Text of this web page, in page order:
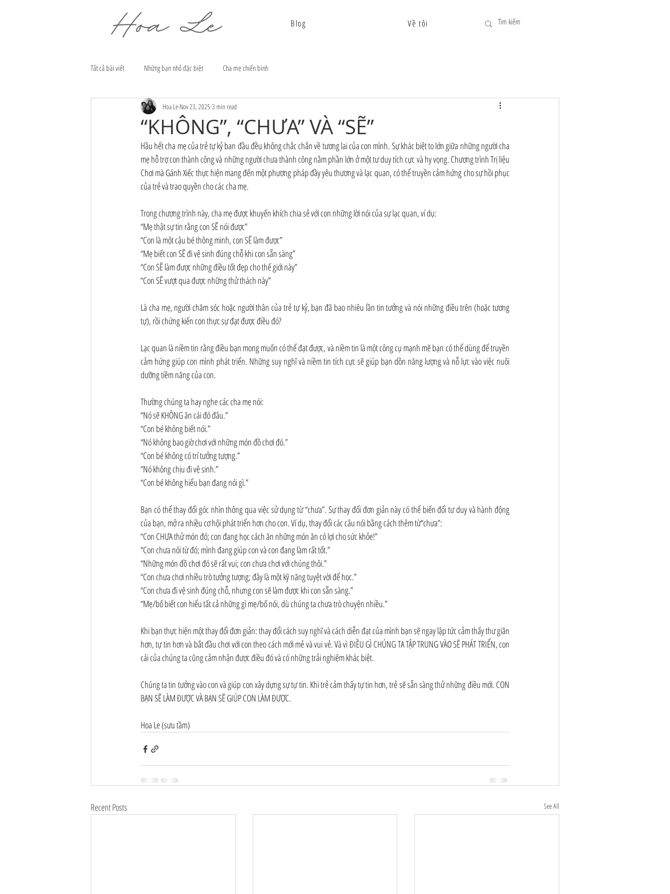
Blog Về tôi
Tất cả bài viết Những bạn nhỏ đặc biệt Cha mẹ chiến binh
“KHÔNG”, “CHƯA” VÀ “SẼ”
Hoa Le Nov 23, 2025 3 min read
Hầu hết cha mẹ của trẻ tự kỷ ban đầu đều không chắc chắn về tương lai của con mình. Sự khác biệt to lớn giữa những người cha
mẹ hỗ trợ con thành công và những người chưa thành công nằm phần lớn ở một tư duy tích cực và hy vọng. Chương trình Trị liệu
Chơi mà Gánh Xiếc thực hiện mang đến một phương pháp đầy yêu thương và lạc quan, có thể truyền cảm hứng cho sự hồi phục
của trẻ và trao quyền cho các cha mẹ.
Trong chương trình này, cha mẹ được khuyến khích chia sẻ với con những lời nói của sự lạc quan, ví dụ:
“Mẹ thật sự tin rằng con SẼ nói được”
“Con là một cậu bé thông minh, con SẼ làm được”
“Mẹ biết con SẼ đi vệ sinh đúng chỗ khi con sẵn sàng”
“Con SẼ làm được những điều tốt đẹp cho thế giới này”
“Con SẼ vượt qua được những thử thách này”
Là cha mẹ, người chăm sóc hoặc người thân của trẻ tự kỷ, bạn đã bao nhiêu lần tin tưởng và nói những điều trên (hoặc tương
tự), rồi chứng kiến con thực sự đạt được điều đó?
Lạc quan là niềm tin rằng điều bạn mong muốn có thể đạt được, và niềm tin là một công cụ mạnh mẽ bạn có thể dùng để truyền
cảm hứng giúp con mình phát triển. Những suy nghĩ và niềm tin tích cực sẽ giúp bạn dồn năng lượng và nỗ lực vào việc nuôi
dưỡng tiềm năng của con.
Thường chúng ta hay nghe các cha mẹ nói:
“Nó sẽ KHÔNG ăn cái đó đâu.”
“Con bé không biết nói.”
“Nó không bao giờ chơi với những món đồ chơi đó.”
“Con bé không có trí tưởng tượng.”
“Nó không chịu đi vệ sinh.”
“Con bé không hiểu bạn đang nói gì.”
Bạn có thể thay đổi góc nhìn thông qua việc sử dụng từ “chưa”. Sự thay đổi đơn giản này có thể biến đổi tư duy và hành động
của bạn, mở ra nhiều cơ hội phát triển hơn cho con. Ví dụ, thay đổi các câu nói bằng cách thêm từ“chưa”:
“Con CHƯA thử món đó; con đang học cách ăn những món ăn có lợi cho sức khỏe!”
“Con chưa nói từ đó; mình đang giúp con và con đang làm rất tốt.”
“Những món đồ chơi đó sẽ rất vui; con chưa chơi với chúng thôi.”
“Con chưa chơi nhiều trò tưởng tượng; đây là một kỹ năng tuyệt vời để học.”
“Con chưa đi vệ sinh đúng chỗ, nhưng con sẽ làm được khi con sẵn sàng.”
“Mẹ/bố biết con hiểu tất cả những gì mẹ/bố nói, dù chúng ta chưa trò chuyện nhiều.”
Khi bạn thực hiện một thay đổi đơn giản: thay đổi cách suy nghĩ và cách diễn đạt của mình bạn sẽ ngay lập tức cảm thấy thư giãn
hơn, tự tin hơn và bắt đầu chơi với con theo cách mới mẻ và vui vẻ. Và vì ĐIỀU GÌ CHÚNG TA TẬP TRUNG VÀO SẼ PHÁT TRIỂN, con
cái của chúng ta cũng cảm nhận được điều đó và có những trải nghiệm khác biệt.
Chúng ta tin tưởng vào con và giúp con xây dựng sự tự tin. Khi trẻ cảm thấy tự tin hơn, trẻ sẽ sẵn sàng thử những điều mới. CON
BẠN SẼ LÀM ĐƯỢC VÀ BẠN SẼ GIÚP CON LÀM ĐƯỢC.
Hoa Le (sưu tầm)
Recent Posts See All